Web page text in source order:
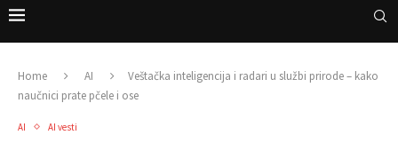
Home AI
Veštačka inteligencija i radari u službi prirode – kako
naučnici prate pčele i ose
AI AI vesti